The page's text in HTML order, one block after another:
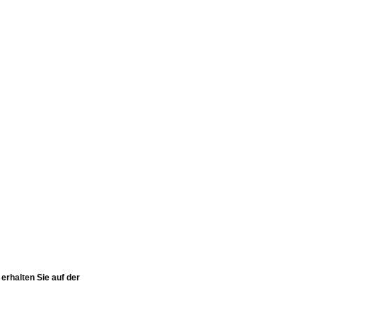
erhalten Sie auf der